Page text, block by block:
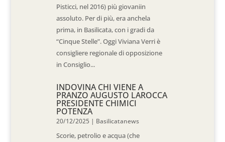
Pisticci, nel 2016) più giovaniin
assoluto. Per di più, era anchela
prima, in Basilicata, con i gradi da
“Cinque Stelle”. Oggi Viviana Verri è
consigliere regionale di opposizione
in Consiglio...
INDOVINA CHI VIENE A
PRANZO AUGUSTO LAROCCA
PRESIDENTE CHIMICI
POTENZA
20/12/2025 | Basilicatanews
Scorie, petrolio e acqua (che